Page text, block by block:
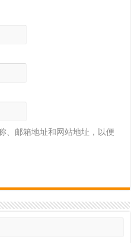
、邮箱地址和网站地址，以便